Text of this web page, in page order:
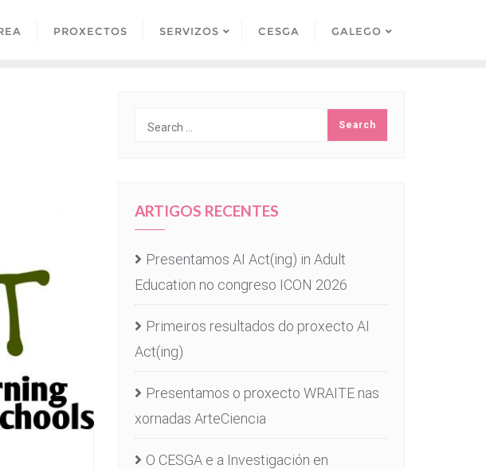
PROXECTOS SERVIZOS CESGA GALEGO
ARTIGOS RECENTES
Presentamos AI Act(ing) in Adult
Education no congreso ICON 2026
Primeiros resultados do proxecto AI
Act(ing)
Presentamos o proxecto WRAITE nas
xornadas ArteCiencia
O CESGA e a Investigación en